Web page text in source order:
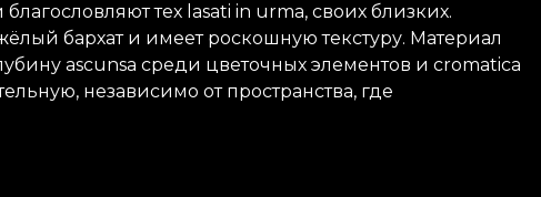
тех lasati in urma, своих близких.
бархат и имеет роскошную текстуру. Материал
ascunsa среди цветочных элементов и cromatica
независимо от пространства, где